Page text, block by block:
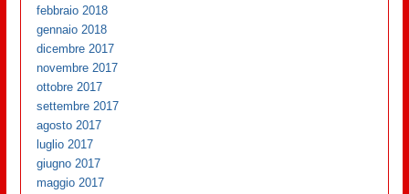
febbraio 2018
gennaio 2018
dicembre 2017
novembre 2017
ottobre 2017
settembre 2017
agosto 2017
luglio 2017
giugno 2017
maggio 2017